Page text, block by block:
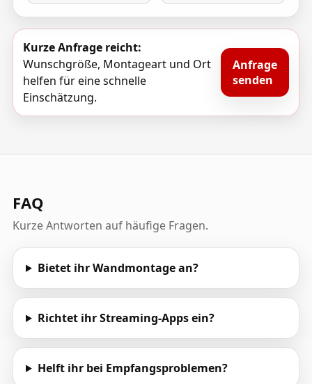
Kurze Anfrage reicht:
Wunschgröße, Montageart und Ort
helfen für eine schnelle
Einschätzung.
Anfrage
senden
FAQ
Kurze Antworten auf häufige Fragen.
Bietet ihr Wandmontage an?
Richtet ihr Streaming-Apps ein?
Helft ihr bei Empfangsproblemen?